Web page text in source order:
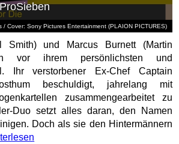
/ Cover: Sony Pictures Entertainment (PLAION PICTURES)
Smith) und Marcus Burnett (Martin
vor ihrem persönlichsten und
Ihr verstorbener Ex-Chef Captain
beschuldigt, jahrelang mit
zusammengearbeitet zu
Duo setzt alles daran, den Namen
Doch als sie den Hintermännern